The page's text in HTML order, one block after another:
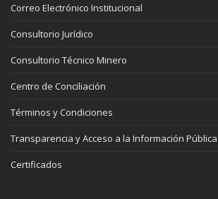
Correo Electrónico Institucional
Consultorio Jurídico
Consultorio Técnico Minero
Centro de Conciliación
Términos y Condiciones
Transparencia y Acceso a la Información Pública
Certificados